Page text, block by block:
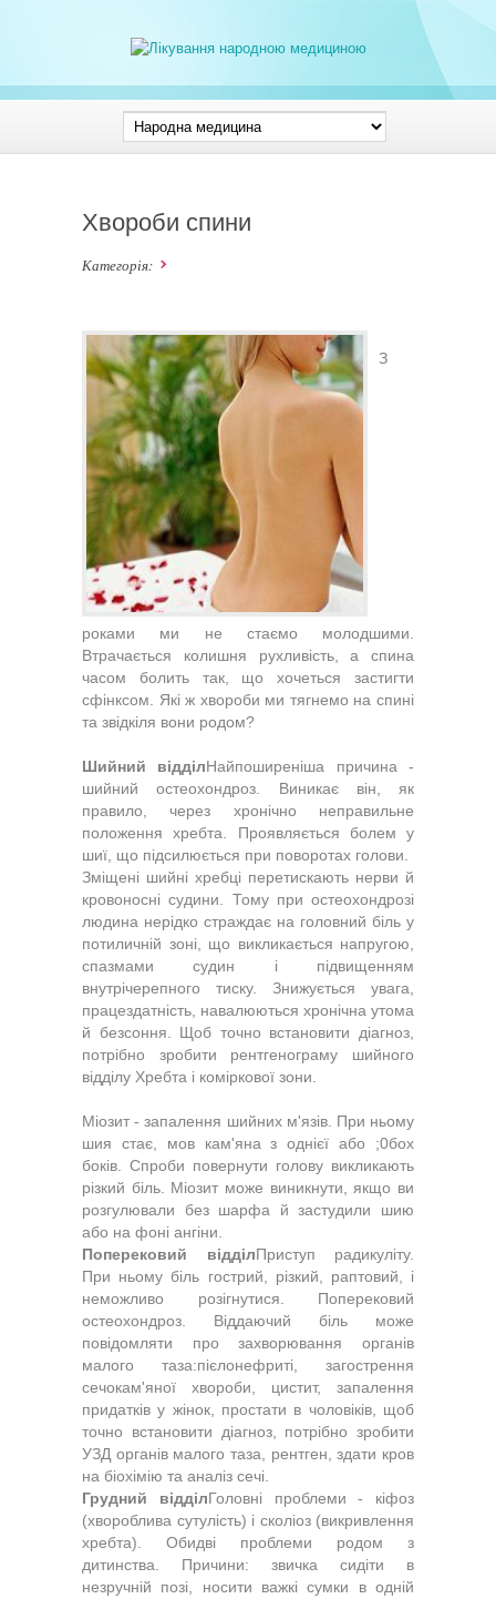
Хвороби спини
Категорія:
З
роками ми не стаємо мо­лодшими.
Втрачається колишня рух­ливість, а спина
часом болить так, що хочеться застигти
сфінксом. Які ж хвороби ми тягнемо на спині
та звідкіля вони родом?
Шийний відділНайпоширеніша причина -
шийний ос­теохондроз. Виникає він, як
правило, че­рез хронічно неправильне
положення хребта. Проявляється болем у
шиї, що підсилюється при поворотах голови.
Зміщені шийні хребці перетискають нерви й
кровоносні судини. Тому при ос­теохондрозі
людина нерідко страждає на головний біль у
потиличній зоні, що вик­ликається напругою,
спазмами судин і підвищенням
внутрічерепного тиску. Зни­жується увага,
працездатність, навалю­ються хронічна утома
й безсоння. Щоб точно встановити діагноз,
потрібно зро­бити рентгенограму шийного
відділу Хребта і коміркової зони.
Міозит - запалення шийних м'язів. При ньому
шия стає, мов кам'яна з однієї або ;0бох
боків. Спроби повернути голову вик­ликають
різкий біль. Міозит може виник­нути, якщо ви
розгулювали без шарфа й застудили шию
або на фоні ангіни.
Поперековий відділПриступ радикуліту.
При ньому біль гострий, різкий, раптовий, і
неможливо розігнутися. Поперековий
остеохо­ндроз. Віддаючий біль може
повідомляти про захворювання органів
малого таза:пієлонефриті, загострення
сечокам'яної хвороби, цистит, запалення
придатків у жінок, простати в чоловіків, щоб
точно встановити діагноз, потрібно зробити
УЗД органів малого таза, рентген, здати кров
на біохімію та аналіз сечі.
Грудний відділГоловні проблеми - кіфоз
(хвороблива сутулість) і сколіоз (викривлення
хребта). Обидві проблеми родом з
дитинства. Причини: звичка сидіти в
незручній позі, носити важкі сумки в одній